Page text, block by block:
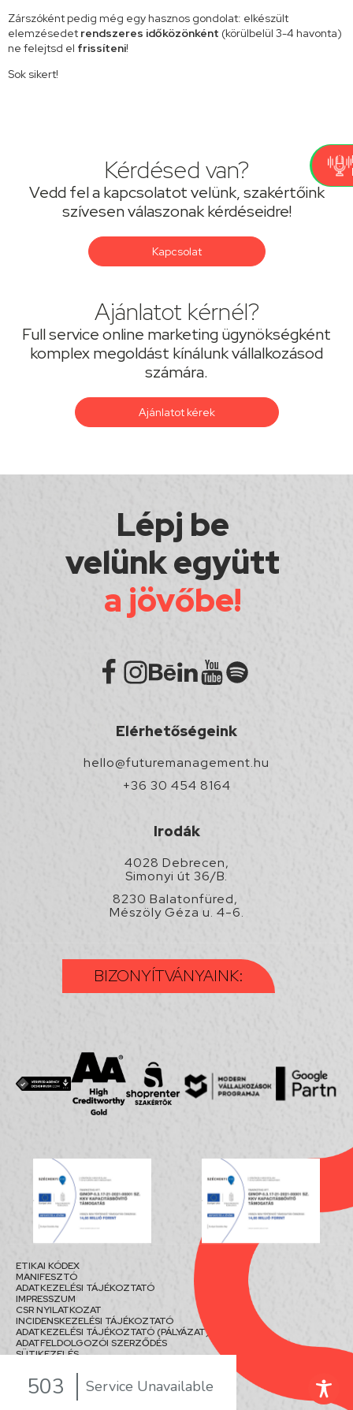
Zárszóként pedig még egy hasznos gondolat: elkészült
elemzésedet rendszeres időközönként (körülbelül 3-4 havonta)
ne felejtsd el frissíteni!
Sok sikert!
Kérdésed van?
Vedd fel a kapcsolatot velünk, szakértőink
szívesen válaszonak kérdéseidre!
Kapcsolat
Ajánlatot kérnél?
Full service online marketing ügynökségként
komplex megoldást kínálunk vállalkozásod
számára.
Ajánlatot kérek
Lépj be
velünk együtt
a jövőbe!
Elérhetőségeink
hello@futuremanagement.hu
+36 30 454 8164
Irodák
4028 Debrecen,
Simonyi út 36/B.
8230 Balatonfüred,
Mészöly Géza u. 4-6.
BIZONYÍTVÁNYAINK:
ETIKAI KÓDEX
MANIFESZTÓ
ADATKEZELÉSI TÁJÉKOZTATÓ
IMPRESSZUM
CSR NYILATKOZAT
INCIDENSKEZELÉSI TÁJÉKOZTATÓ
ADATKEZELÉSI TÁJÉKOZTATÓ (PÁLYÁZAT)
ADATFELDOLGOZÓI SZERZŐDÉS
SÜTIKEZELÉS